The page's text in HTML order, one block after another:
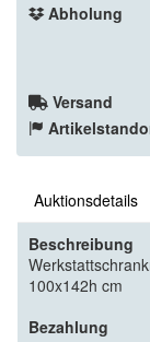
Abholung
Versand
Auktionsdetails
Beschreibung
100x142h cm
Bezahlung